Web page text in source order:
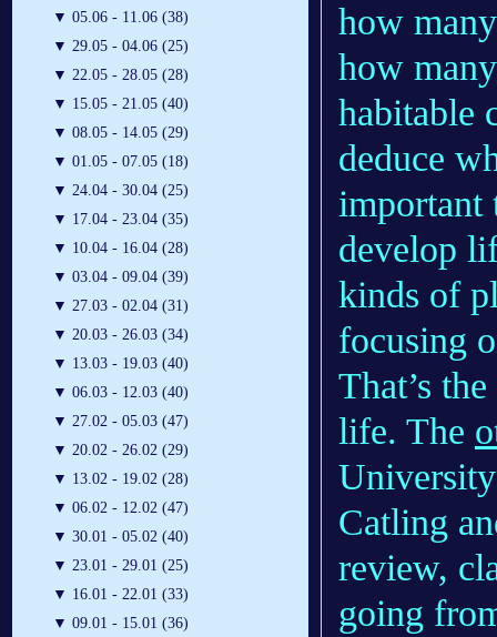
▼ 05.06 - 11.06 (38)
▼ 29.05 - 04.06 (25)
▼ 22.05 - 28.05 (28)
▼ 15.05 - 21.05 (40)
▼ 08.05 - 14.05 (29)
▼ 01.05 - 07.05 (18)
▼ 24.04 - 30.04 (25)
▼ 17.04 - 23.04 (35)
▼ 10.04 - 16.04 (28)
▼ 03.04 - 09.04 (39)
▼ 27.03 - 02.04 (31)
▼ 20.03 - 26.03 (34)
▼ 13.03 - 19.03 (40)
▼ 06.03 - 12.03 (40)
▼ 27.02 - 05.03 (47)
▼ 20.02 - 26.02 (29)
▼ 13.02 - 19.02 (28)
▼ 06.02 - 12.02 (47)
▼ 30.01 - 05.02 (40)
▼ 23.01 - 29.01 (25)
▼ 16.01 - 22.01 (33)
▼ 09.01 - 15.01 (36)
how
how
habitable
deduce
important
develop
kinds of
focusing
That’s
life. The
Catling
review,
going